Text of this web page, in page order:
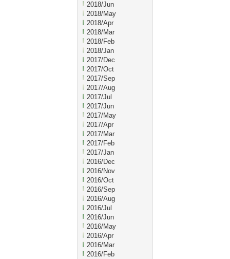
2018/Jun
2018/May
2018/Apr
2018/Mar
2018/Feb
2018/Jan
2017/Dec
2017/Oct
2017/Sep
2017/Aug
2017/Jul
2017/Jun
2017/May
2017/Apr
2017/Mar
2017/Feb
2017/Jan
2016/Dec
2016/Nov
2016/Oct
2016/Sep
2016/Aug
2016/Jul
2016/Jun
2016/May
2016/Apr
2016/Mar
2016/Feb